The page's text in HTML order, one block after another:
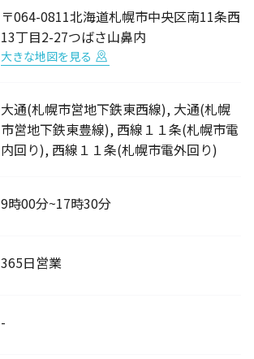
〒064-0811北海道札幌市中央区南11条西
13丁目2-27つばさ山鼻内
大きな地図を見る
大通(札幌市営地下鉄東西線), 大通(札幌
市営地下鉄東豊線), 西線１１条(札幌市電
内回り), 西線１１条(札幌市電外回り)
9時00分~17時30分
365日営業
-